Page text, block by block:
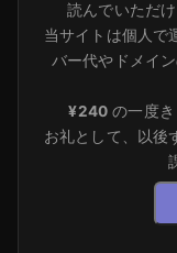
読んでいただ
当サイトは個人で
バー代やドメイ
¥240 の一度き
お礼として、以後